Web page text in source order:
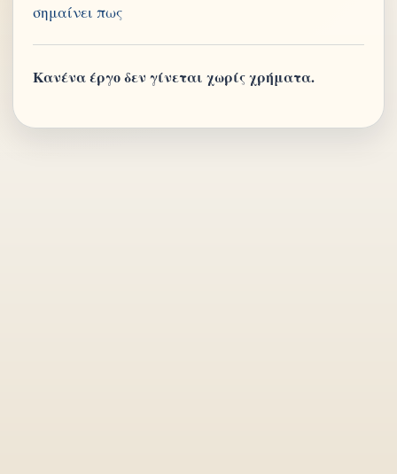
σημαίνει πως
Κανένα έργο δεν γίνεται χωρίς χρήματα.